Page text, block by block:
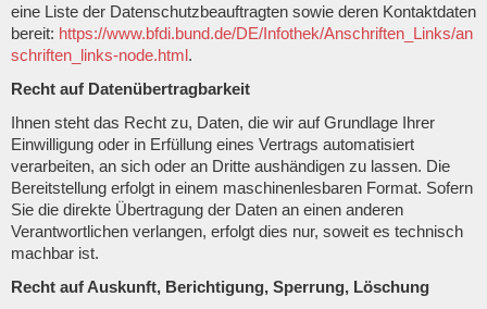
eine Liste der Datenschutzbeauftragten sowie deren Kontaktdaten
bereit: https://www.bfdi.bund.de/DE/Infothek/Anschriften_Links/an
schriften_links-node.html.
Recht auf Datenübertragbarkeit
Ihnen steht das Recht zu, Daten, die wir auf Grundlage Ihrer
Einwilligung oder in Erfüllung eines Vertrags automatisiert
verarbeiten, an sich oder an Dritte aushändigen zu lassen. Die
Bereitstellung erfolgt in einem maschinenlesbaren Format. Sofern
Sie die direkte Übertragung der Daten an einen anderen
Verantwortlichen verlangen, erfolgt dies nur, soweit es technisch
machbar ist.
Recht auf Auskunft, Berichtigung, Sperrung, Löschung